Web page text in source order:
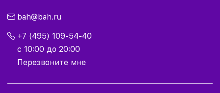
bah@bah.ru
+7 (495) 109-54-40
с 10:00 до 20:00
Перезвоните мне